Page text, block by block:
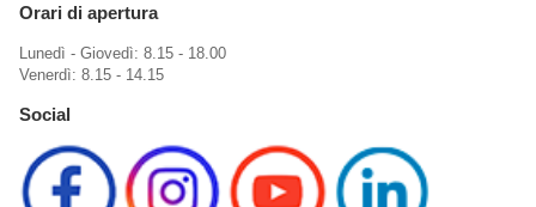
Orari di apertura
Lunedì - Giovedì: 8.15 - 18.00
Venerdì: 8.15 - 14.15
Social